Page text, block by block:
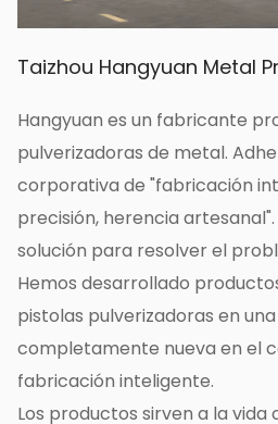
también se puede utilizar
gama de escenarios de
1. Aplicación de pesticidas
pulverización eficaz en el
hortalizas y cultivos
uniformemente pesticidas,
nutrientes para aumentar
rendimiento de las plantas.
2. Mantenimiento de
Taizhou Hangyuan Metal
Hangyuan es un fabricante
pulverizadoras de metal.
corporativa de "fabricación
precisión, herencia
solución para resolver el
Hemos desarrollado
pistolas pulverizadoras en
completamente nueva en el
fabricación inteligente.
Los productos sirven a la vida